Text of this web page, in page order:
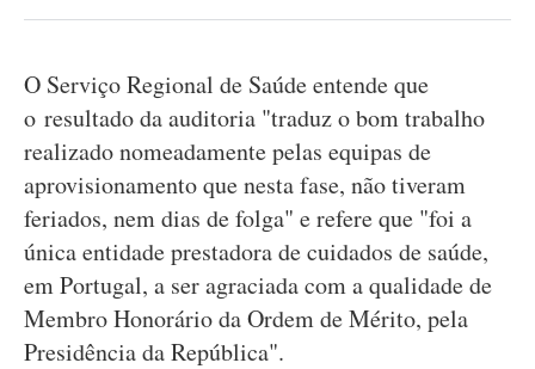
O Serviço Regional de Saúde entende que
o resultado da auditoria "traduz o bom trabalho
realizado nomeadamente pelas equipas de
aprovisionamento que nesta fase, não tiveram
feriados, nem dias de folga" e refere que "foi a
única entidade prestadora de cuidados de saúde,
em Portugal, a ser agraciada com a qualidade de
Membro Honorário da Ordem de Mérito, pela
Presidência da República".